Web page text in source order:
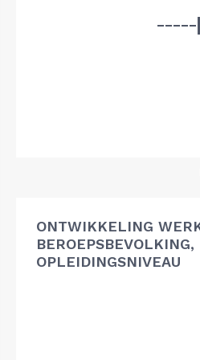
ONTWIKKELING
BEROEPSBEVOLKING,
OPLEIDINGSNIVEAU